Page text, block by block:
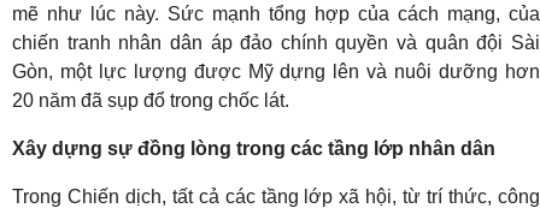
mẽ như lúc này. Sức mạnh tổng hợp của cách mạng, của
chiến tranh nhân dân áp đảo chính quyền và quân đội Sài
Gòn, một lực lượng được Mỹ dựng lên và nuôi dưỡng hơn
20 năm đã sụp đổ trong chốc lát.
Xây dựng sự đồng lòng trong các tầng lớp nhân dân
Trong Chiến dịch, tất cả các tầng lớp xã hội, từ trí thức, công